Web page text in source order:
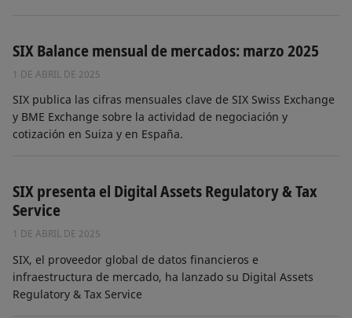
SIX Balance mensual de mercados: marzo 2025
1 DE ABRIL DE 2025
SIX publica las cifras mensuales clave de SIX Swiss Exchange
y BME Exchange sobre la actividad de negociación y
cotización en Suiza y en España.
SIX presenta el Digital Assets Regulatory & Tax
Service
1 DE ABRIL DE 2025
SIX, el proveedor global de datos financieros e
infraestructura de mercado, ha lanzado su Digital Assets
Regulatory & Tax Service